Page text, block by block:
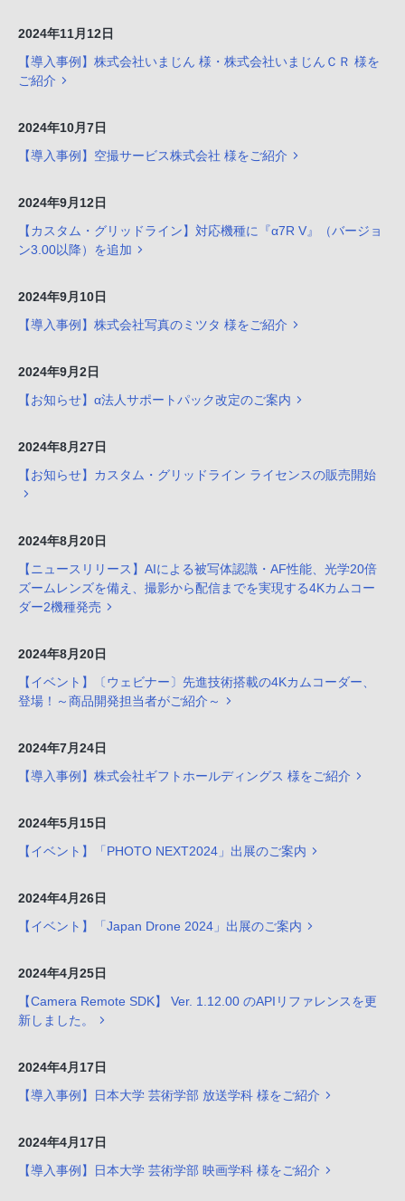
2024年11月12日
【導入事例】株式会社いまじん 様・株式会社いまじんＣＲ 様を
ご紹介
2024年10月7日
【導入事例】空撮サービス株式会社 様をご紹介
2024年9月12日
【カスタム・グリッドライン】対応機種に『α7R V』（バージョ
ン3.00以降）を追加
2024年9月10日
【導入事例】株式会社写真のミツタ 様をご紹介
2024年9月2日
【お知らせ】α法人サポートパック改定のご案内
2024年8月27日
【お知らせ】カスタム・グリッドライン ライセンスの販売開始
2024年8月20日
【ニュースリリース】AIによる被写体認識・AF性能、光学20倍
ズームレンズを備え、撮影から配信までを実現する4Kカムコー
ダー2機種発売
2024年8月20日
【イベント】〔ウェビナー〕先進技術搭載の4Kカムコーダー、
登場！～商品開発担当者がご紹介～
2024年7月24日
【導入事例】株式会社ギフトホールディングス 様をご紹介
2024年5月15日
【イベント】「PHOTO NEXT2024」出展のご案内
2024年4月26日
【イベント】「Japan Drone 2024」出展のご案内
2024年4月25日
【Camera Remote SDK】 Ver. 1.12.00 のAPIリファレンスを更
新しました。
2024年4月17日
【導入事例】日本大学 芸術学部 放送学科 様をご紹介
2024年4月17日
【導入事例】日本大学 芸術学部 映画学科 様をご紹介